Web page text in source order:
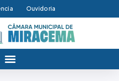
Ouvidoria